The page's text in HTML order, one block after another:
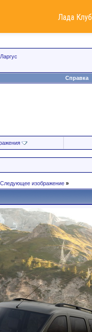
Лада Клуб
Справка
Следующее изображение »